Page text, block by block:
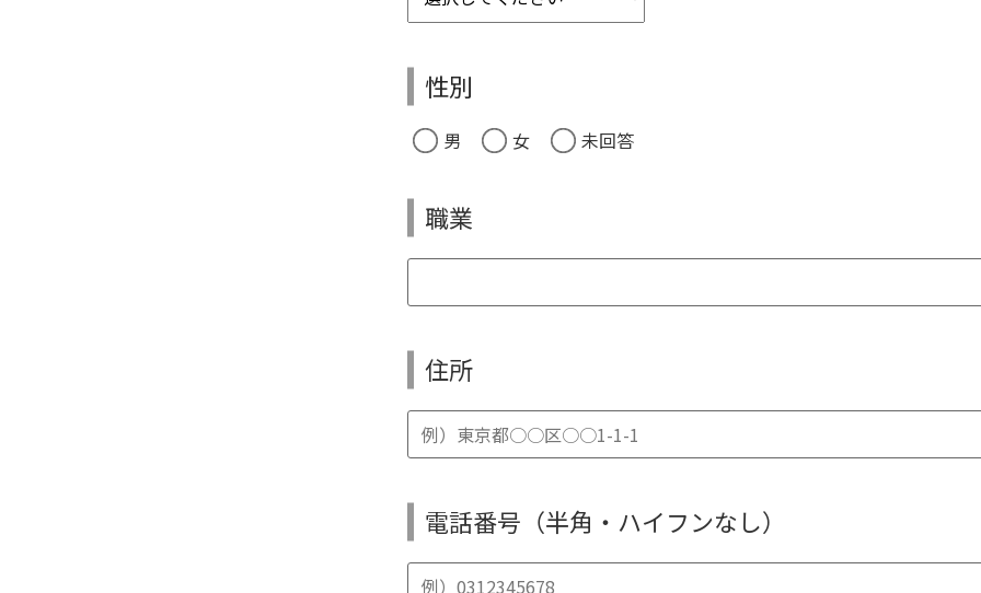
性別
男 女 未回答
職業
住所
電話番号（半角・ハイフンなし）